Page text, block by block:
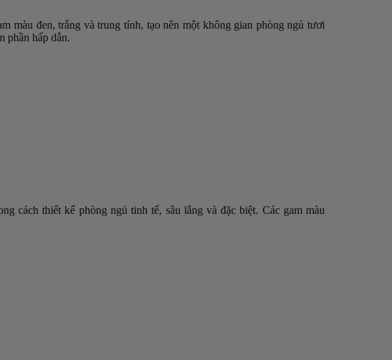
màu đen, trắng và trung tính, tạo nên một không gian phòng ngủ tươi
phần hấp dẫn.
cách thiết kế phòng ngủ tinh tế, sâu lắng và đặc biệt. Các gam màu